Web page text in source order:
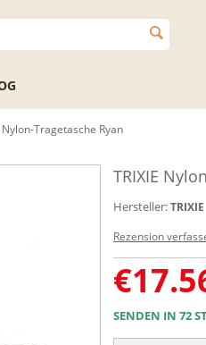
Nylon-Tragetasche Ryan
TRIXIE
Hersteller: TRIXIE
Rezension
€
SENDEN IN 72